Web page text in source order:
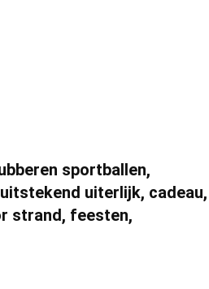
sportballen,
uiterlijk, cadeau,
strand, feesten,